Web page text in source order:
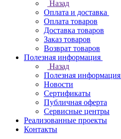
Назад
Оплата и доставка
Оплата товаров
Доставка товаров
Заказ товаров
Возврат товаров
Полезная информация
Назад
Полезная информация
Новости
Сертификаты
Публичная оферта
Сервисные центры
Реализованные проекты
Контакты